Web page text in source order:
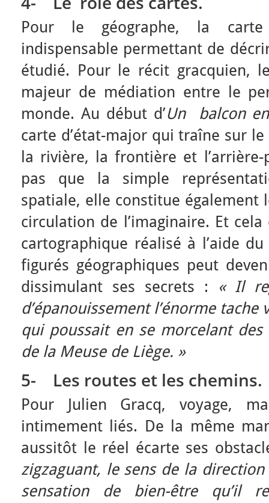
Pour le géographe, la
indispensable permettant de
étudié. Pour le récit gracquien,
majeur de médiation entre le
monde. Au début d’Un
balcon
carte d’état-major qui traîne sur
la rivière, la frontière et l’arrière-
pas que la simple
spatiale, elle constitue également
circulation de l’imaginaire. Et cela
cartographique réalisé à l’aide
figurés géographiques peut
dissimulant ses secrets : « Il
d’épanouissement l’énorme
qui poussait en se morcelant des
de la Meuse de Liège. »
5- Les routes et les chemins.
Pour Julien Gracq, voyage,
intimement liés. De la même
aussitôt le réel écarte ses
zigzaguant, le sens de la
sensation de bien-être qu’il